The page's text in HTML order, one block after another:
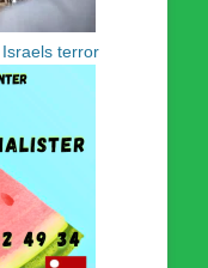
terror